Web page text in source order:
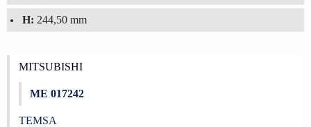
H: 244,50 mm
MITSUBISHI
ME 017242
TEMSA